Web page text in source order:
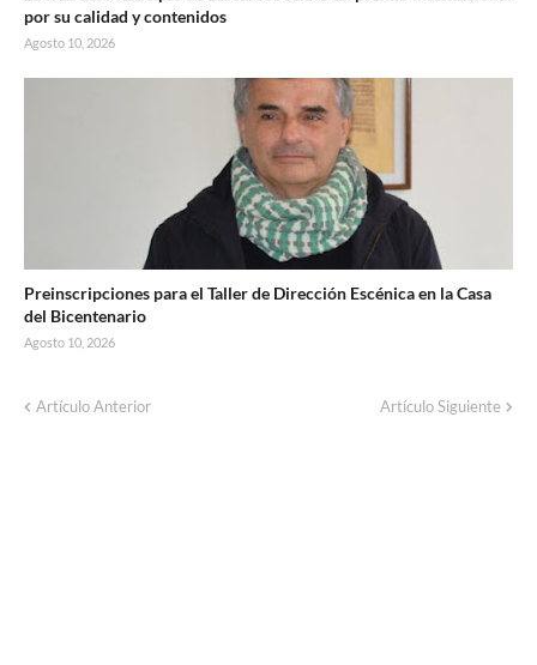
por su calidad y contenidos
Agosto 10, 2026
Preinscripciones para el Taller de Dirección Escénica en la Casa
del Bicentenario
Agosto 10, 2026
Artículo Anterior Artículo Siguiente
Este martes habrá un corte de luz por